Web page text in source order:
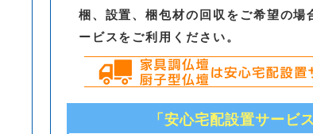
梱、設置、梱包材の回収をご希望の場
ービスをご利用ください。
「安心宅配設置サービ